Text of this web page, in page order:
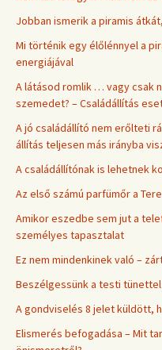
Jobban ismerik a piramis
Mi történik egy élőlénnyel a
energiájával
A látásod romlik … vagy csak
szemedet? – Családállítás
A jó családállító nem erőlteti
állítás teljesen más irányba
A családállítónak is lehetnek
Az első számú parfümőr a
Amikor eszedbe sem jut a
személyes tapasztalat
Ez nem mindenkinek való –
Beszélgessünk a testi
A gondviselés 8 jelet küldött,
Elismerés befogadása – Mit